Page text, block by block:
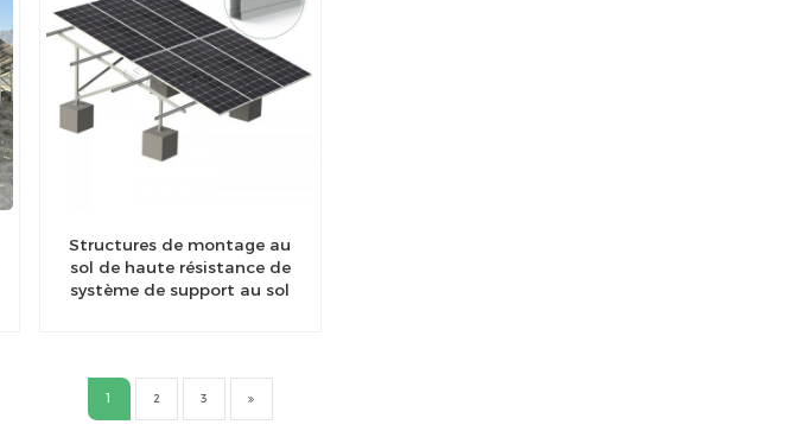
Structures de montage au
sol de haute résistance de
système de support au sol
1 2 3